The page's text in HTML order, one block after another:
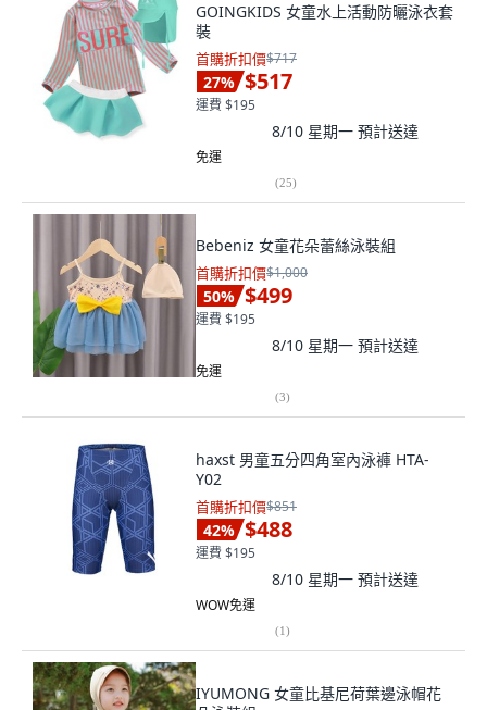
GOINGKIDS 女童水上活動防曬泳衣套
裝
首購折扣價$717
27% $517
運費 $195
8/10 星期一 預計送達
免運
(25)
Bebeniz 女童花朵蕾絲泳裝組
首購折扣價$1,000
50% $499
運費 $195
8/10 星期一 預計送達
免運
(3)
haxst 男童五分四角室內泳褲 HTA-
Y02
首購折扣價$851
42% $488
運費 $195
8/10 星期一 預計送達
WOW免運
(1)
IYUMONG 女童比基尼荷葉邊泳帽花